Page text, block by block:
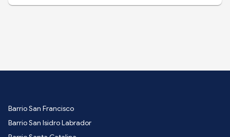
Barrio San Francisco
Barrio San Isidro Labrador